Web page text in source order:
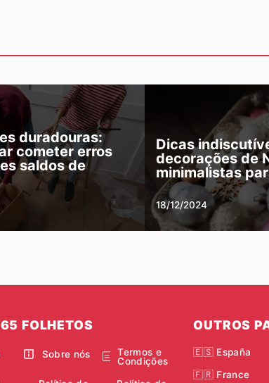
duradouras:
cometer erros
saldos de
Dicas
decorações de
minimalistas
18/12/2024
FOLHETOS
Sobre nós
Termos e
Condições
OUTROS
🇪🇸 España
🇫🇷 France